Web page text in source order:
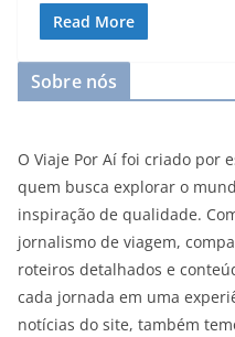
Read More
Sobre nós
O Viaje Por Aí foi criado por
quem busca explorar o
inspiração de qualidade.
jornalismo de viagem,
roteiros detalhados e
cada jornada em uma
notícias do site, também